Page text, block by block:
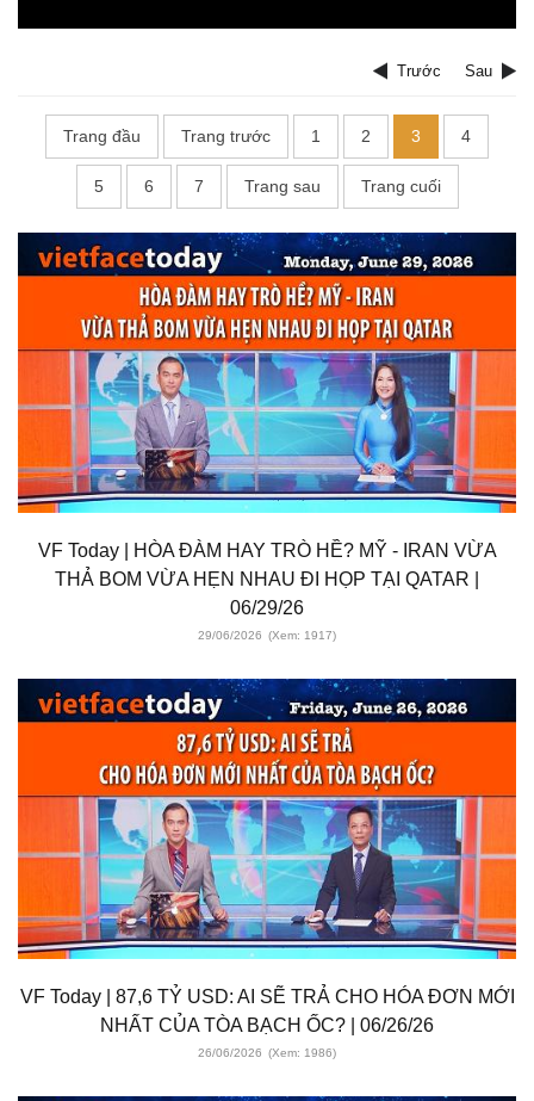
Trước Sau
Trang đầu Trang trước 1 2 3 4
5 6 7 Trang sau Trang cuối
VF Today | HÒA ĐÀM HAY TRÒ HỀ? MỸ - IRAN VỪA
THẢ BOM VỪA HẸN NHAU ĐI HỌP TẠI QATAR |
06/29/26
29/06/2026 (Xem: 1917)
VF Today | 87,6 TỶ USD: AI SẼ TRẢ CHO HÓA ĐƠN MỚI
NHẤT CỦA TÒA BẠCH ỐC? | 06/26/26
26/06/2026 (Xem: 1986)